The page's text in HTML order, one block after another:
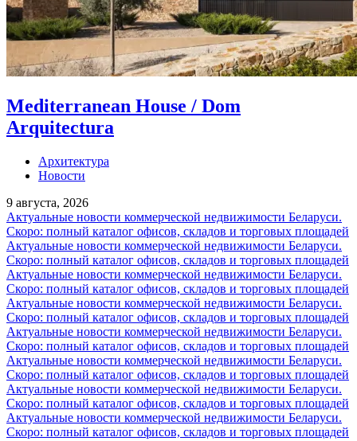
Mediterranean House / Dom
Arquitectura
Архитектура
Новости
9 августа, 2026
Актуальные новости коммерческой недвижимости Беларуси.
Скоро: полный каталог офисов, складов и торговых площадей
Актуальные новости коммерческой недвижимости Беларуси.
Скоро: полный каталог офисов, складов и торговых площадей
Актуальные новости коммерческой недвижимости Беларуси.
Скоро: полный каталог офисов, складов и торговых площадей
Актуальные новости коммерческой недвижимости Беларуси.
Скоро: полный каталог офисов, складов и торговых площадей
Актуальные новости коммерческой недвижимости Беларуси.
Скоро: полный каталог офисов, складов и торговых площадей
Актуальные новости коммерческой недвижимости Беларуси.
Скоро: полный каталог офисов, складов и торговых площадей
Актуальные новости коммерческой недвижимости Беларуси.
Скоро: полный каталог офисов, складов и торговых площадей
Актуальные новости коммерческой недвижимости Беларуси.
Скоро: полный каталог офисов, складов и торговых площадей